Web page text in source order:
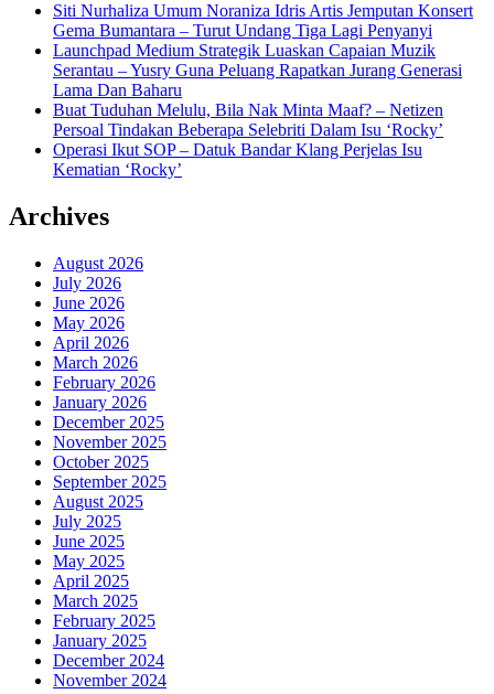
Siti Nurhaliza Umum Noraniza Idris Artis Jemputan Konsert
Gema Bumantara – Turut Undang Tiga Lagi Penyanyi
Launchpad Medium Strategik Luaskan Capaian Muzik
Serantau – Yusry Guna Peluang Rapatkan Jurang Generasi
Lama Dan Baharu
Buat Tuduhan Melulu, Bila Nak Minta Maaf? – Netizen
Persoal Tindakan Beberapa Selebriti Dalam Isu ‘Rocky’
Operasi Ikut SOP – Datuk Bandar Klang Perjelas Isu
Kematian ‘Rocky’
Archives
August 2026
July 2026
June 2026
May 2026
April 2026
March 2026
February 2026
January 2026
December 2025
November 2025
October 2025
September 2025
August 2025
July 2025
June 2025
May 2025
April 2025
March 2025
February 2025
January 2025
December 2024
November 2024